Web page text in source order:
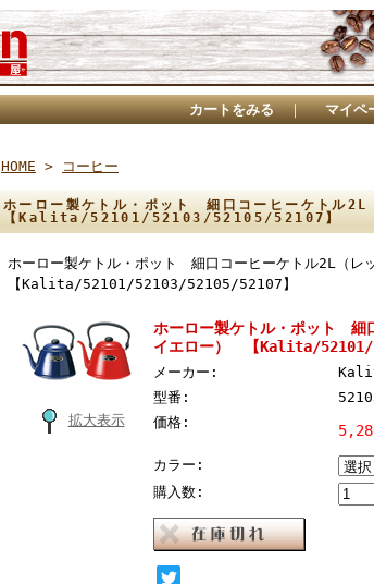
カートをみる ｜ マイペ
HOME > コーヒー
ホーロー製ケトル・ポット 細口コーヒーケトル
【Kalita/52101/52103/52105/52107】
ホーロー製ケトル・ポット 細口コーヒーケトル2L（
【Kalita/52101/52103/52105/52107】
拡大表示
ホーロー製ケトル・ポット 細
イエロー） 【Kalita/52101/
メーカー:
型番:
価格:
カラー:
購入数: